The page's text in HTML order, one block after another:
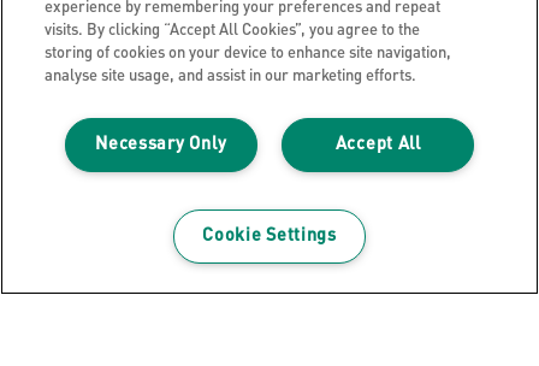
Über Leitz
Garantie Bedingungen
Hinweise zum Verpackungsrecycling
Leitz Blog
Leitz Sonderanfertigungen
experience by remembering your preferences and repeat
visits. By clicking “Accept All Cookies”, you agree to the
storing of cookies on your device to enhance site navigation,
analyse site usage, and assist in our marketing efforts.
Accept All
Necessary Only
Cookie Settings